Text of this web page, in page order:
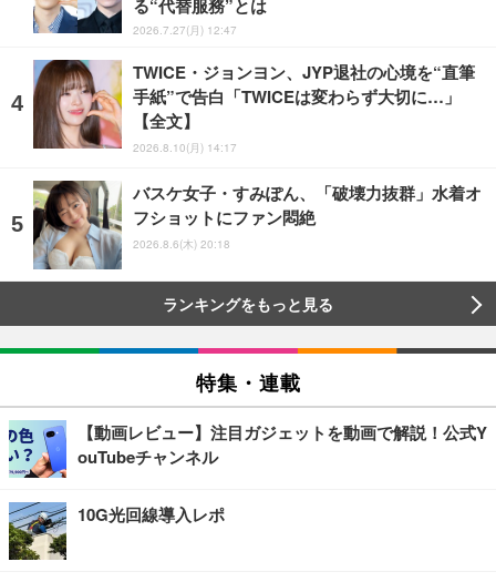
る“代替服務”とは
2026.7.27(月) 12:47
TWICE・ジョンヨン、JYP退社の心境を“直筆
手紙”で告白「TWICEは変わらず大切に…」
【全文】
2026.8.10(月) 14:17
バスケ女子・すみぽん、「破壊力抜群」水着オ
フショットにファン悶絶
2026.8.6(木) 20:18
ランキングをもっと見る
特集・連載
【動画レビュー】注目ガジェットを動画で解説！公式Y
ouTubeチャンネル
10G光回線導入レポ